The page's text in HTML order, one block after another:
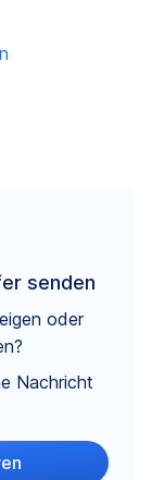
senden
oder
Nachricht